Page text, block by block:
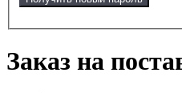
Заказ на